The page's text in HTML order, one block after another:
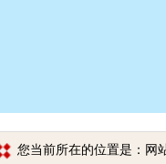
您当前所在的位置是：网